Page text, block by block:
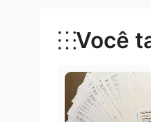
Categorias
Política